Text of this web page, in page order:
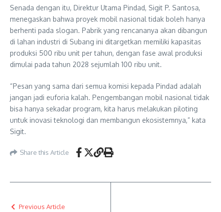
Senada dengan itu, Direktur Utama Pindad, Sigit P. Santosa,
menegaskan bahwa proyek mobil nasional tidak boleh hanya
berhenti pada slogan. Pabrik yang rencananya akan dibangun
di lahan industri di Subang ini ditargetkan memiliki kapasitas
produksi 500 ribu unit per tahun, dengan fase awal produksi
dimulai pada tahun 2028 sejumlah 100 ribu unit.
“Pesan yang sama dari semua komisi kepada Pindad adalah
jangan jadi euforia kalah. Pengembangan mobil nasional tidak
bisa hanya sekadar program, kita harus melakukan piloting
untuk inovasi teknologi dan membangun ekosistemnya,” kata
Sigit.
Share this Article
Previous Article